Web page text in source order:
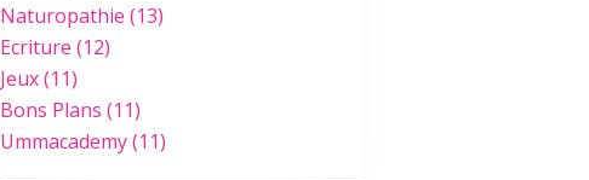
Naturopathie (13)
Ecriture (12)
Jeux(11)
Bons Plans (11)
Ummacademy(11)